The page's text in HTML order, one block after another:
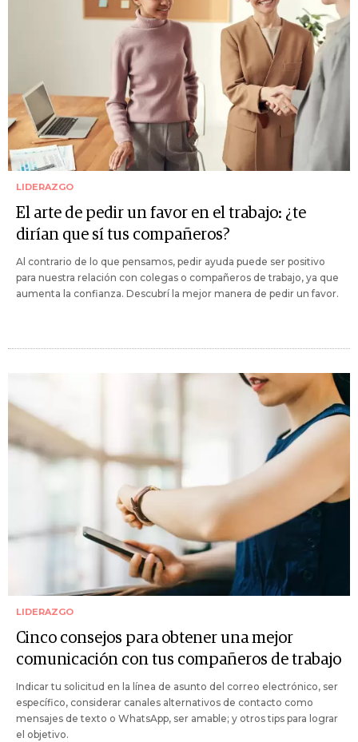
LIDERAZGO
El arte de pedir un favor en el trabajo: ¿te
dirían que sí tus compañeros?
Al contrario de lo que pensamos, pedir ayuda puede ser positivo
para nuestra relación con colegas o compañeros de trabajo, ya que
aumenta la confianza. Descubrí la mejor manera de pedir un favor.
LIDERAZGO
Cinco consejos para obtener una mejor
comunicación con tus compañeros de trabajo
Indicar tu solicitud en la línea de asunto del correo electrónico, ser
específico, considerar canales alternativos de contacto como
mensajes de texto o WhatsApp, ser amable; y otros tips para lograr
el objetivo.